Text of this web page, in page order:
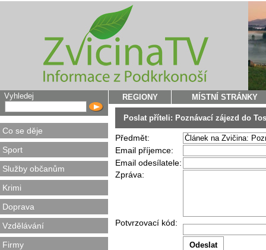
Vyhledej
Co se děje
Sport
Služby občanům
Krimi
Doprava
Vzdělávání
Firmy
REGIONY MÍSTNÍ STRÁNKY
Poslat příteli: Poznávací zájezd do
Předmět:
Email příjemce:
Email odesílatele:
Zpráva:
Potvrzovací kód: